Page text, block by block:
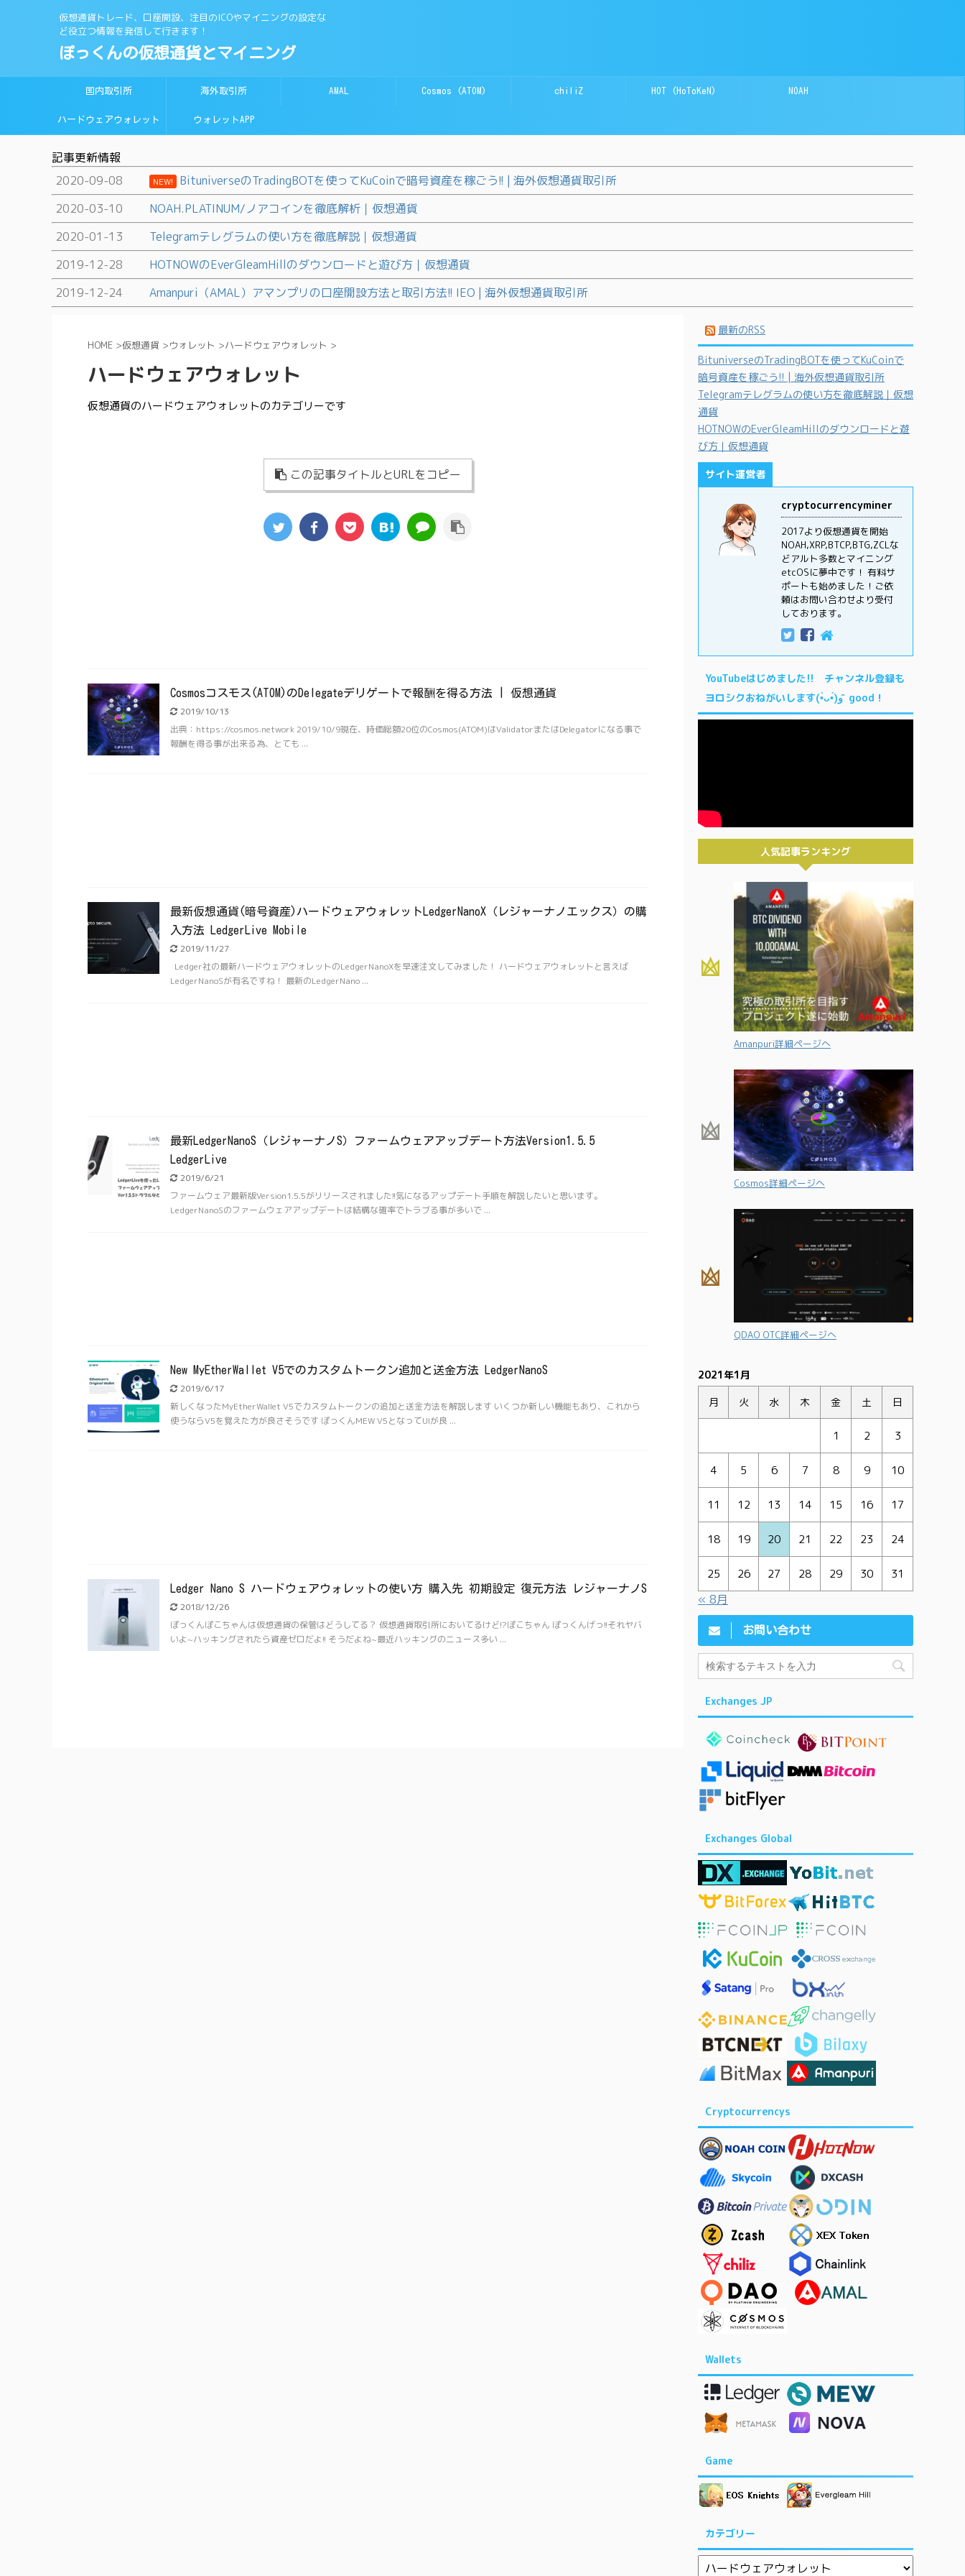
仮想通貨トレード、口座開設、注目のICOやマイニングの設定な
ど役立つ情報を発信して行きます！
ぽっくんの仮想通貨とマイニング
国内取引所 海外取引所 AMAL Cosmos (ATOM) chiliZ HOT (HoToKeN) NOAH
ハードウェアウォレット ウォレットAPP
記事更新情報
2020-09-08
NEW!
BituniverseのTradingBOTを使ってKuCoinで暗号資産を稼ごう!! | 海外仮想通貨取引所
2020-03-10
NOAH.PLATINUM/ノアコインを徹底解析｜仮想通貨
2020-01-13
Telegramテレグラムの使い方を徹底解説｜仮想通貨
2019-12-28
HOTNOWのEverGleamHillのダウンロードと遊び方｜仮想通貨
2019-12-24
Amanpuri（AMAL）アマンプリの口座開設方法と取引方法!! IEO | 海外仮想通貨取引所
HOME >仮想通貨 >ウォレット >ハードウェアウォレット >
ハードウェアウォレット
仮想通貨のハードウェアウォレットのカテゴリーです
この記事タイトルとURLをコピー
Cosmosコスモス(ATOM)のDelegateデリゲートで報酬を得る方法 | 仮想通貨
2019/10/13
出典：https://cosmos.network 2019/10/9現在、時価総額20位のCosmos(ATOM)はValidatorまたはDelegatorになる事で
報酬を得る事が出来る為、とても ...
最新仮想通貨(暗号資産)ハードウェアウォレットLedgerNanoX（レジャーナノエックス）の購
入方法 LedgerLive Mobile
2019/11/27
Ledger社の最新ハードウェアウォレットのLedgerNanoXを早速注文してみました！ ハードウェアウォレットと言えば
LedgerNanoSが有名ですね！ 最新のLedgerNano ...
最新LedgerNanoS（レジャーナノS）ファームウェアアップデート方法Version1.5.5
LedgerLive
2019/6/21
ファームウェア最新版Version1.5.5がリリースされました!!気になるアップデート手順を解説したいと思います。
LedgerNanoSのファームウェアアップデートは結構な確率でトラブる事が多いで ...
New MyEtherWallet V5でのカスタムトークン追加と送金方法 LedgerNanoS
2019/6/17
新しくなったMyEtherWallet V5でカスタムトークンの追加と送金方法を解説します いくつか新しい機能もあり、これから
使うならV5を覚えた方が良さそうです ぽっくんMEW V5となってUIが良 ...
Ledger Nano S ハードウェアウォレットの使い方 購入先 初期設定 復元方法 レジャーナノS
2018/12/26
ぽっくんぽこちゃんは仮想通貨の保管はどうしてる？ 仮想通貨取引所においてるけど!?ぽこちゃん ぽっくんげっ!!それヤバ
いよ~ハッキングされたら資産ゼロだよ!! そうだよね~最近ハッキングのニュース多い ...
最新のRSS
BituniverseのTradingBOTを使ってKuCoinで
暗号資産を稼ごう!! | 海外仮想通貨取引所
Telegramテレグラムの使い方を徹底解説｜仮想
通貨
HOTNOWのEverGleamHillのダウンロードと遊
び方｜仮想通貨
サイト運営者
cryptocurrencyminer
2017より仮想通貨を開始
NOAH,XRP,BTCP,BTG,ZCLな
どアルト多数とマイニング
etcOSに夢中です！ 有料サ
ポートも始めました！ご依
頼はお問い合わせより受付
しております。
YouTubeはじめました!! チャンネル登録も
ヨロシクおねがいします(•̀ᴗ•́)و ̑̑ good！
人気記事ランキング
Amanpuri詳細ページへ
Cosmos詳細ページへ
QDAO OTC詳細ページへ
2021年1月
月
火 水 木 金 土 日
1 2 3
4 5 6 7 8 9 10
11 12 13 14 15 16 17
18 19 20 21 22 23 24
25 26 27 28 29 30 31
« 8月
お問い合わせ
Exchanges JP
Exchanges Global
Cryptocurrencys
Wallets
Game
カテゴリー